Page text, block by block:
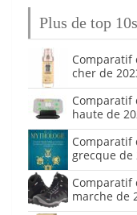
Plus de top
Comparatif
cher de
Comparatif
haute de
Comparatif
grecque de
Comparatif
marche de